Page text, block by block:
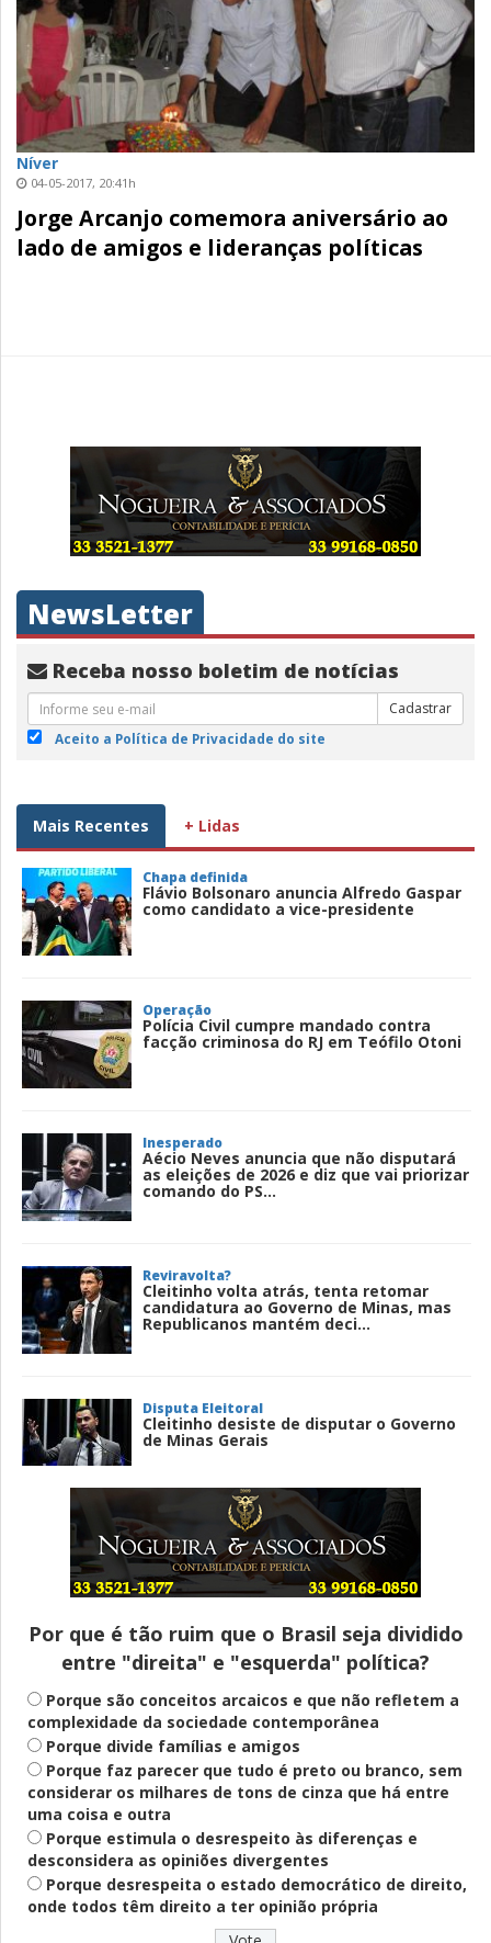
Níver
04-05-2017, 20:41h
Jorge Arcanjo comemora aniversário ao
lado de amigos e lideranças políticas
NewsLetter
Receba nosso boletim de notícias
Cadastrar
Aceito a Política de Privacidade do site
Mais Recentes + Lidas
Chapa definida
Flávio Bolsonaro anuncia Alfredo Gaspar
como candidato a vice-presidente
Operação
Polícia Civil cumpre mandado contra
facção criminosa do RJ em Teófilo Otoni
Inesperado
Aécio Neves anuncia que não disputará
as eleições de 2026 e diz que vai priorizar
comando do PS...
Reviravolta?
Cleitinho volta atrás, tenta retomar
candidatura ao Governo de Minas, mas
Republicanos mantém deci...
Disputa Eleitoral
Cleitinho desiste de disputar o Governo
de Minas Gerais
Entenda
Pix Pensão Alimentícia: entenda o que é
e como solicitar
Saúde Mental
Plataforma oferece escuta em saúde
mental para jovens no SUS Digital
Definido
PT lança Patrus Ananias como candidato
ao governo de Minas Gerais
Por que é tão ruim que o Brasil seja dividido
entre "direita" e "esquerda" política?
Porque são conceitos arcaicos e que não refletem a
complexidade da sociedade contemporânea
Porque divide famílias e amigos
Porque faz parecer que tudo é preto ou branco, sem
considerar os milhares de tons de cinza que há entre
uma coisa e outra
Porque estimula o desrespeito às diferenças e
desconsidera as opiniões divergentes
Porque desrespeita o estado democrático de direito,
onde todos têm direito a ter opinião própria